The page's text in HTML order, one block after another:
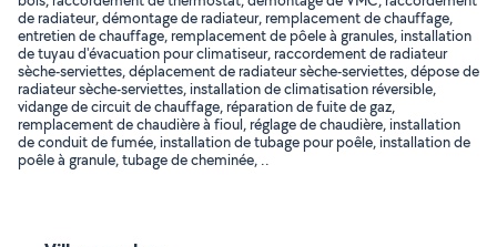
de radiateur, démontage de radiateur, remplacement de chauffage,
entretien de chauffage, remplacement de pôele à granules, installation
de tuyau d'évacuation pour climatiseur, raccordement de radiateur
sèche-serviettes, déplacement de radiateur sèche-serviettes, dépose de
radiateur sèche-serviettes, installation de climatisation réversible,
vidange de circuit de chauffage, réparation de fuite de gaz,
remplacement de chaudière à fioul, réglage de chaudière, installation
de conduit de fumée, installation de tubage pour poêle, installation de
poêle à granule, tubage de cheminée, ..